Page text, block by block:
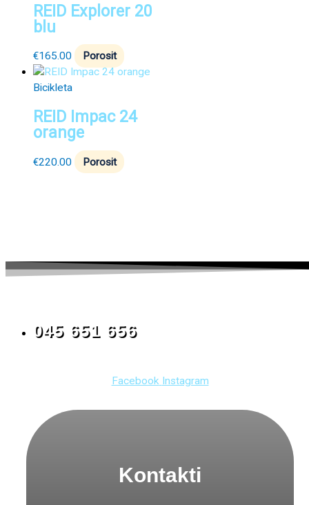
REID Explorer 20
blu
€165.00 Porosit
Bicikleta
REID Impac 24
orange
€220.00 Porosit
045 651 656
Facebook Instagram
Kontakti